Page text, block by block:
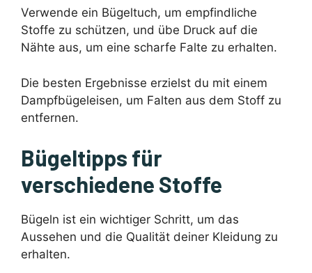
Verwende ein Bügeltuch, um empfindliche
Stoffe zu schützen, und übe Druck auf die
Nähte aus, um eine scharfe Falte zu erhalten.
Die besten Ergebnisse erzielst du mit einem
Dampfbügeleisen, um Falten aus dem Stoff zu
entfernen.
Bügeltipps für
verschiedene Stoffe
Bügeln ist ein wichtiger Schritt, um das
Aussehen und die Qualität deiner Kleidung zu
erhalten.